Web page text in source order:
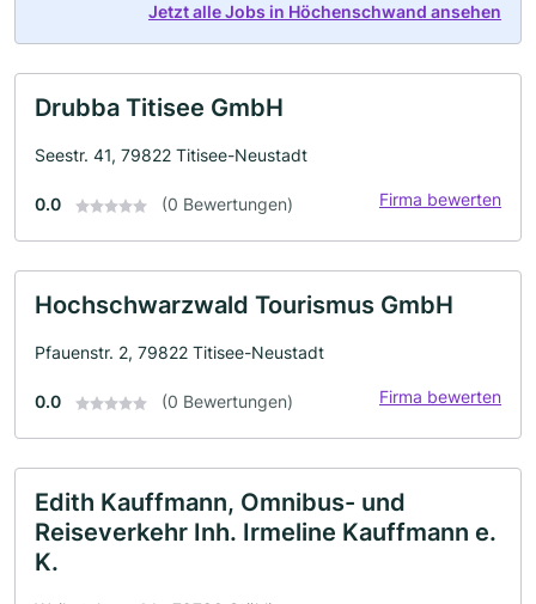
Jetzt alle Jobs in Höchenschwand ansehen
Drubba Titisee GmbH
Seestr. 41, 79822 Titisee-Neustadt
0.0 (0 Bewertungen) Firma bewerten
Hochschwarzwald Tourismus GmbH
Pfauenstr. 2, 79822 Titisee-Neustadt
0.0 (0 Bewertungen) Firma bewerten
Edith Kauffmann, Omnibus- und
Reiseverkehr Inh. Irmeline Kauffmann e.
K.